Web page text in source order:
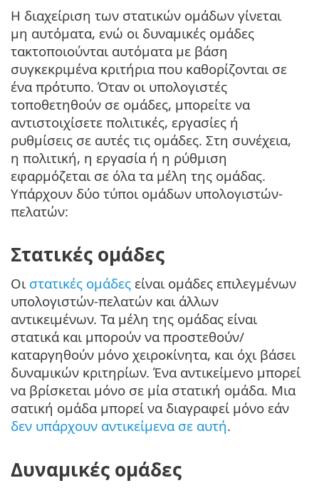
Η διαχείριση των στατικών ομάδων γίνεται
μη αυτόματα, ενώ οι δυναμικές ομάδες
τακτοποιούνται αυτόματα με βάση
συγκεκριμένα κριτήρια που καθορίζονται σε
ένα πρότυπο. Όταν οι υπολογιστές
τοποθετηθούν σε ομάδες, μπορείτε να
αντιστοιχίσετε πολιτικές, εργασίες ή
ρυθμίσεις σε αυτές τις ομάδες. Στη συνέχεια,
η πολιτική, η εργασία ή η ρύθμιση
εφαρμόζεται σε όλα τα μέλη της ομάδας.
Υπάρχουν δύο τύποι ομάδων υπολογιστών-
πελατών:
Στατικές ομάδες
Οι στατικές ομάδες είναι ομάδες επιλεγμένων
υπολογιστών-πελατών και άλλων
αντικειμένων. Τα μέλη της ομάδας είναι
στατικά και μπορούν να προστεθούν/
καταργηθούν μόνο χειροκίνητα, και όχι βάσει
δυναμικών κριτηρίων. Ένα αντικείμενο μπορεί
να βρίσκεται μόνο σε μία στατική ομάδα. Μια
σατική ομάδα μπορεί να διαγραφεί μόνο εάν
δεν υπάρχουν αντικείμενα σε αυτή.
Δυναμικές ομάδες